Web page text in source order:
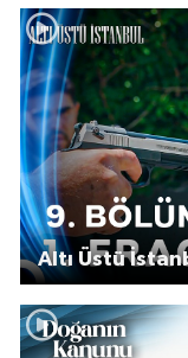
Altı Üstü